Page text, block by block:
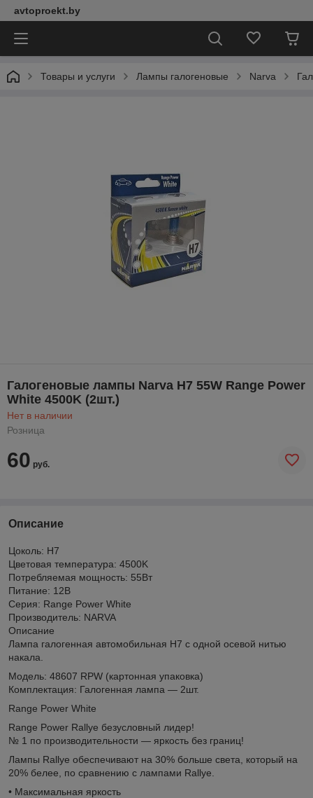
avtoproekt.by
Товары и услуги Лампы галогеновые Narva
Галогеновые лампы Narva H7 55W Range Power
White 4500K (2шт.)
Нет в наличии
Розница
60 руб.
Описание
Цоколь: H7
Цветовая температура: 4500K
Потребляемая мощность: 55Вт
Питание: 12В
Серия: Range Power White
Производитель: NARVA
Описание
Лампа галогенная автомобильная Н7 с одной осевой нитью
накала.
Модель: 48607 RPW (картонная упаковка)
Комплектация: Галогенная лампа — 2шт.
Range Power White
Range Power Rallye безусловный лидер!
№ 1 по производительности — яркость без границ!
Лампы Rallye обеспечивают на 30% больше света, который на
20% белее, по сравнению с лампами Rallye.
• Максимальная яркость